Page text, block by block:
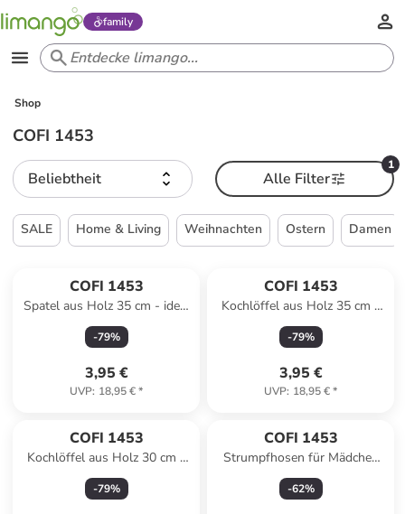
family
Shop
COFI 1453
Beliebtheit
1
Alle Filter
SALE Home & Living Weihnachten Ostern Damen
COFI 1453
Spatel aus Holz 35 cm - ideal
zum Wenden, Rühren &
Servieren in Braun
-79%
3,95 €
UVP: 18,95 €*
COFI 1453
Kochlöffel aus Holz 35 cm -
ideal zum Kochen, Rühren &
Servieren in Braun
-79%
3,95 €
UVP: 18,95 €*
COFI 1453
Kochlöffel aus Holz 30 cm -
perfekt zum Kochen, Rühren &
Servieren in Braun
-79%
COFI 1453
Strumpfhosen für Mädchen
bequeme Strümpfe aus
Mikrofaser in Schwarz
-62%